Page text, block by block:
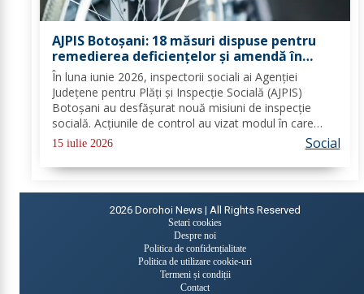
AJPIS Botoșani: 18 măsuri dispuse pentru
remedierea deficiențelor și amendă în
valoare de 80.000 lei aplicate de inspectorii
sociali
În luna iunie 2026, inspectorii sociali ai Agenției
Județene pentru Plăți și Inspecție Socială (AJPIS)
Botoșani au desfășurat nouă misiuni de inspecție
socială. Acțiunile de control au vizat modul în care
sunt respectate standardele minime de calitate în
15 iulie 2026 Social
2026 Dorohoi News | All Rights Reserved
Setari cookies
Despre noi
Politica de confidențialitate
Politica de utilizare cookie-uri
Termeni și condiții
Contact